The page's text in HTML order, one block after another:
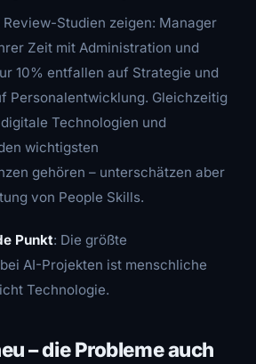
Studien zeigen: Manager
Zeit mit Administration und
10% entfallen auf Strategie und
Personalentwicklung. Gleichzeitig
Technologien und
wichtigsten
gehören – unterschätzen aber
von People Skills.
Punkt: Die größte
AI-Projekten ist menschliche
Technologie.
– die Probleme auch